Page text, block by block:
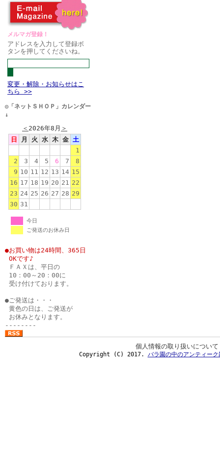
メルマガ登録！
アドレスを入力して登録ボ
タンを押してくださいね。
変更・解除・お知らせはこ
ちら >>
◎「ネットＳＨＯＰ」カレンダー
↓
＜ 2026年8月 ＞
日
月 火 水 木 金 土
1
2
3 4 5 6 7
8
9 10 11 12 13 14 15
16 17 18 19 20 21 22
23 24 25 26 27 28 29
30 31
今日
ご発送のお休み日
●お買い物は24時間、365日
OKです♪
ＦＡＸは、平日の
10：00～20：00に
受け付けております。
●ご発送は・・・
黄色の日は、ご発送が
お休みとなります。
--------
個人情報の取り扱いについて
Copyright (C) 2017. バラ園の中のアンティーク